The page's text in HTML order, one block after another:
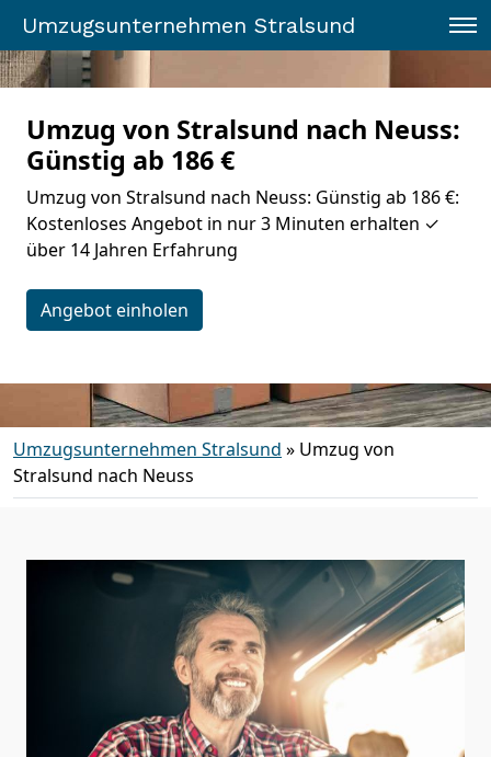
Umzugsunternehmen Stralsund
Umzug von Stralsund nach Neuss:
Günstig ab 186 €
Umzug von Stralsund nach Neuss: Günstig ab 186 €:
Kostenloses Angebot in nur 3 Minuten erhalten ✓
über 14 Jahren Erfahrung
Angebot einholen
Umzugsunternehmen Stralsund » Umzug von
Stralsund nach Neuss